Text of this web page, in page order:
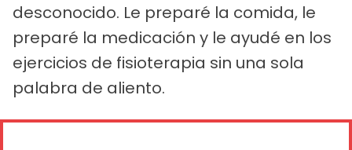
desconocido. Le preparé la comida, le
preparé la medicación y le ayudé en los
ejercicios de fisioterapia sin una sola
palabra de aliento.